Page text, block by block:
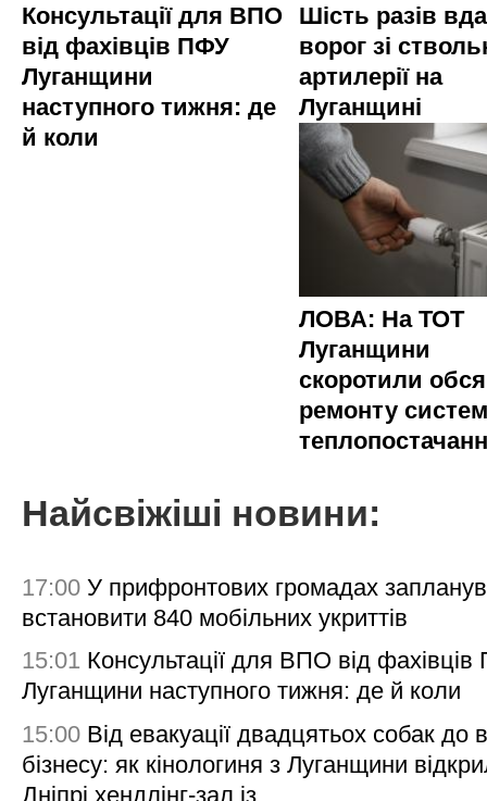
Консультації для ВПО
від фахівців ПФУ
Луганщини
наступного тижня: де
й коли
Шість разів
ворог зі
артилерії на
Луганщині
ЛОВА: На ТОТ
Луганщини
скоротили
ремонту
Найсвіжіші новини:
17:00 У прифронтових громадах
встановити 840 мобільних укриттів
15:01 Консультації для ВПО від
Луганщини наступного тижня: де й коли
15:00 Від евакуації двадцятьох собак до
бізнесу: як кінологиня з Луганщини
Дніпрі хендлінг-зал із...